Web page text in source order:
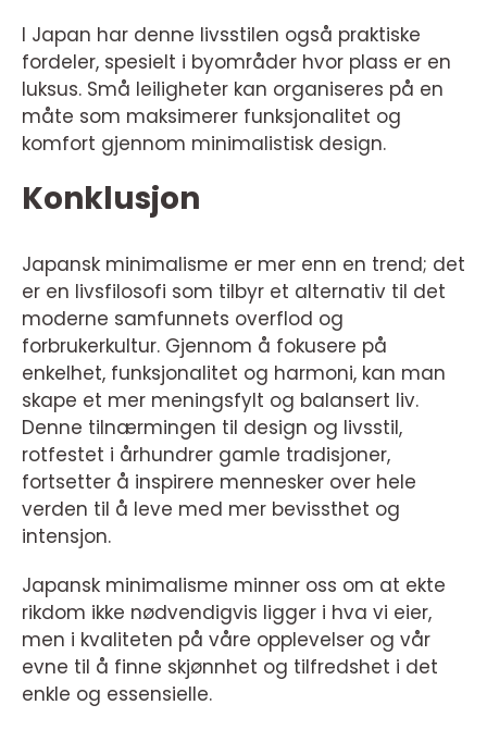
I Japan har denne livsstilen også praktiske
fordeler, spesielt i byområder hvor plass er en
luksus. Små leiligheter kan organiseres på en
måte som maksimerer funksjonalitet og
komfort gjennom minimalistisk design.
Konklusjon
Japansk minimalisme er mer enn en trend; det
er en livsfilosofi som tilbyr et alternativ til det
moderne samfunnets overflod og
forbrukerkultur. Gjennom å fokusere på
enkelhet, funksjonalitet og harmoni, kan man
skape et mer meningsfylt og balansert liv.
Denne tilnærmingen til design og livsstil,
rotfestet i århundrer gamle tradisjoner,
fortsetter å inspirere mennesker over hele
verden til å leve med mer bevissthet og
intensjon.
Japansk minimalisme minner oss om at ekte
rikdom ikke nødvendigvis ligger i hva vi eier,
men i kvaliteten på våre opplevelser og vår
evne til å finne skjønnhet og tilfredshet i det
enkle og essensielle.